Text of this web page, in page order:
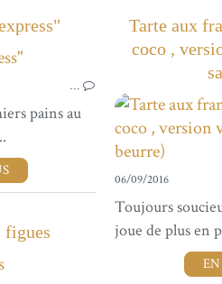
…
pains au
Tarte aux
coco ,
06/09/2016
Toujours
joue de plus en